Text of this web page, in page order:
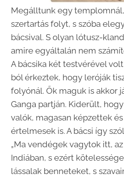
Megálltunk egy
szertartás folyt, s szóba
bácsival. S olyan lótusz-
amire egyáltalán nem
A bácsika két testvérével
ból érkeztek, hogy leróják
folyónál. Ők maguk is akkor
Ganga partján. Kiderült,
valók, magasan képzettek
értelmesek is. A bácsi így
„Ma vendégek vagytok itt,
Indiában, s ezért
lássalak benneteket, s